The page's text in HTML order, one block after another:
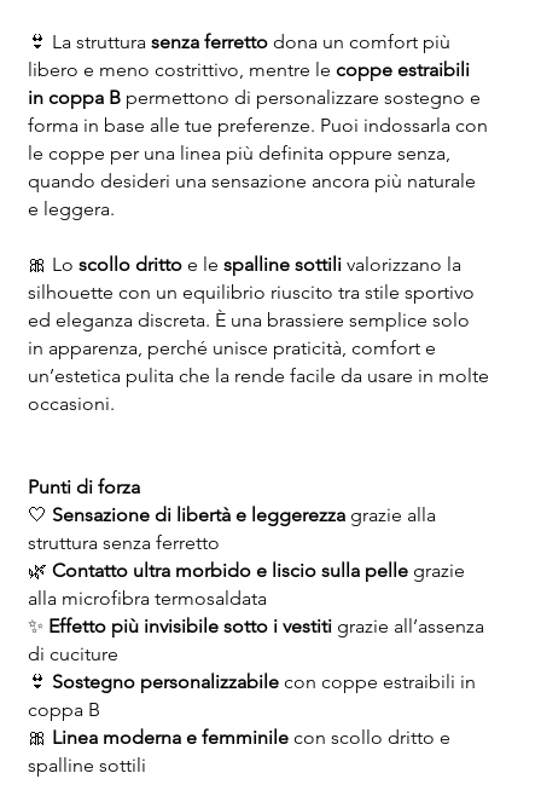
👙 La struttura senza ferrettodona un comfort più
libero e meno costrittivo, mentre le coppe estraibili
in coppa Bpermettono di personalizzare sostegno e
forma in base alle tue preferenze. Puoi indossarla con
le coppe per una linea più definita oppure senza,
quando desideri una sensazione ancora più naturale
e leggera.
🎀 Lo scollo drittoe le spalline sottilivalorizzano la
silhouette con un equilibrio riuscito tra stile sportivo
ed eleganza discreta. È una brassiere semplice solo
in apparenza, perché unisce praticità, comfort e
un’estetica pulita che la rende facile da usare in molte
occasioni.
Punti di forza
🤍 Sensazione di libertà e leggerezzagrazie alla
struttura senza ferretto
🌿 Contatto ultra morbido e liscio sulla pellegrazie
alla microfibra termosaldata
✨ Effetto più invisibile sotto i vestitigrazie all’assenza
di cuciture
👙 Sostegno personalizzabilecon coppe estraibili in
coppa B
🎀 Linea moderna e femminilecon scollo dritto e
spalline sottili